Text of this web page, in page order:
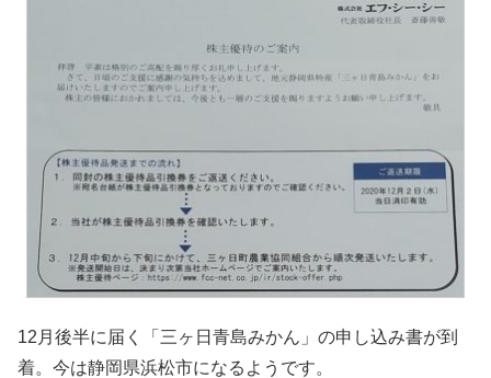
12月後半に届く「三ヶ日青島みかん」の申し込み書が到
着。今は静岡県浜松市になるようです。